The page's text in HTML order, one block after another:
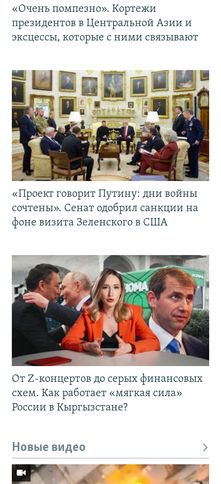
«Очень помпезно». Кортежи
президентов в Центральной Азии и
эксцессы, которые с ними связывают
«Проект говорит Путину: дни войны
сочтены». Сенат одобрил санкции на
фоне визита Зеленского в США
От Z-концертов до серых финансовых
схем. Как работает «мягкая сила»
России в Кыргызстане?
Новые видео